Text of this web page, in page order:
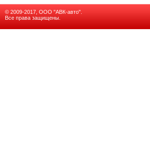
© 2009-2017, ООО "АВК-авто".
Все права защищены.